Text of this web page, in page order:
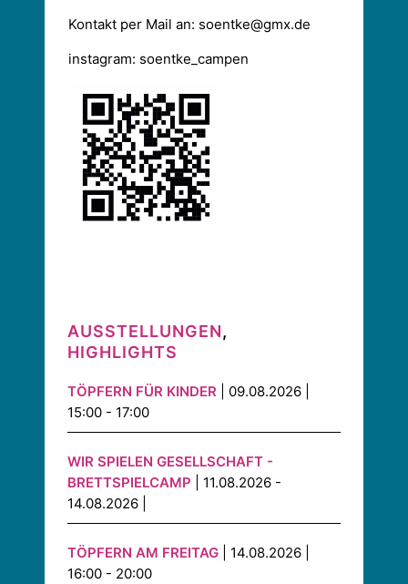
Kontakt per Mail an: soentke@gmx.de
instagram: soentke_campen
AUSSTELLUNGEN,
HIGHLIGHTS
TÖPFERN FÜR KINDER | 09.08.2026 |
15:00 - 17:00
WIR SPIELEN GESELLSCHAFT -
BRETTSPIELCAMP | 11.08.2026 -
14.08.2026 |
TÖPFERN AM FREITAG | 14.08.2026 |
16:00 - 20:00